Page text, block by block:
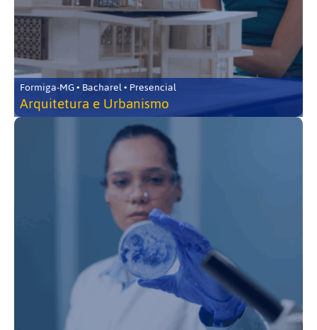
Formiga-MG • Bacharel • Presencial
Arquitetura e Urbanismo